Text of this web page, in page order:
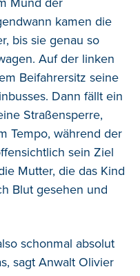
kamen die
bis sie genau so
Auf der linken
Beifahrersitz seine
Dann fällt ein
Straßensperre,
Tempo, während der
sein Ziel
Mutter, die das Kind
Blut gesehen und
schonmal absolut
sagt Anwalt Olivier